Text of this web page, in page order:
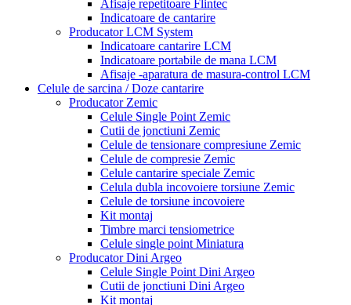
Afisaje repetitoare Flintec
Indicatoare de cantarire
Producator LCM System
Indicatoare cantarire LCM
Indicatoare portabile de mana LCM
Afisaje -aparatura de masura-control LCM
Celule de sarcina / Doze cantarire
Producator Zemic
Celule Single Point Zemic
Cutii de jonctiuni Zemic
Celule de tensionare compresiune Zemic
Celule de compresie Zemic
Celule cantarire speciale Zemic
Celula dubla incovoiere torsiune Zemic
Celule de torsiune incovoiere
Kit montaj
Timbre marci tensiometrice
Celule single point Miniatura
Producator Dini Argeo
Celule Single Point Dini Argeo
Cutii de jonctiuni Dini Argeo
Kit montaj